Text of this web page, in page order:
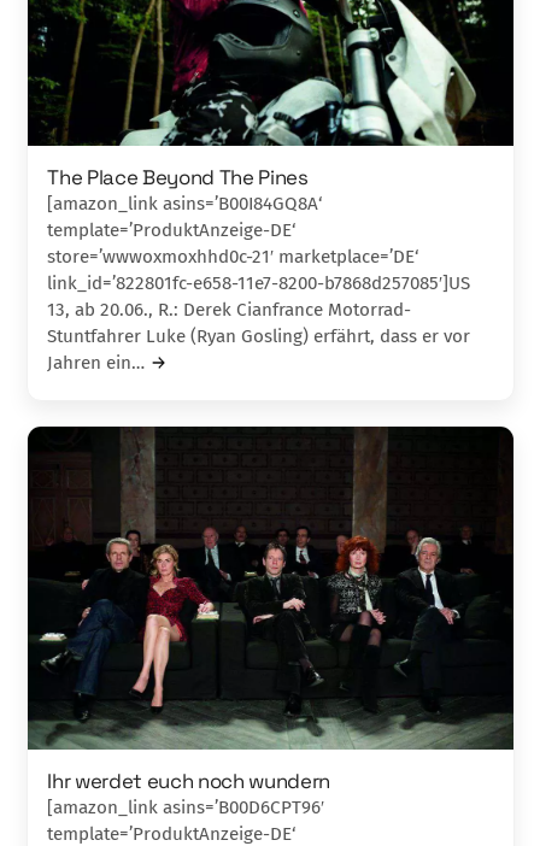
The Place Beyond The Pines
[amazon_link asins=’B00I84GQ8A‘
template=’ProduktAnzeige-DE‘
store=’wwwoxmoxhhd0c-21′ marketplace=’DE‘
link_id=’822801fc-e658-11e7-8200-b7868d257085′]US
13, ab 20.06., R.: Derek Cianfrance Motorrad-
Stuntfahrer Luke (Ryan Gosling) erfährt, dass er vor
Jahren ein…
Ihr werdet euch noch wundern
[amazon_link asins=’B00D6CPT96′
template=’ProduktAnzeige-DE‘